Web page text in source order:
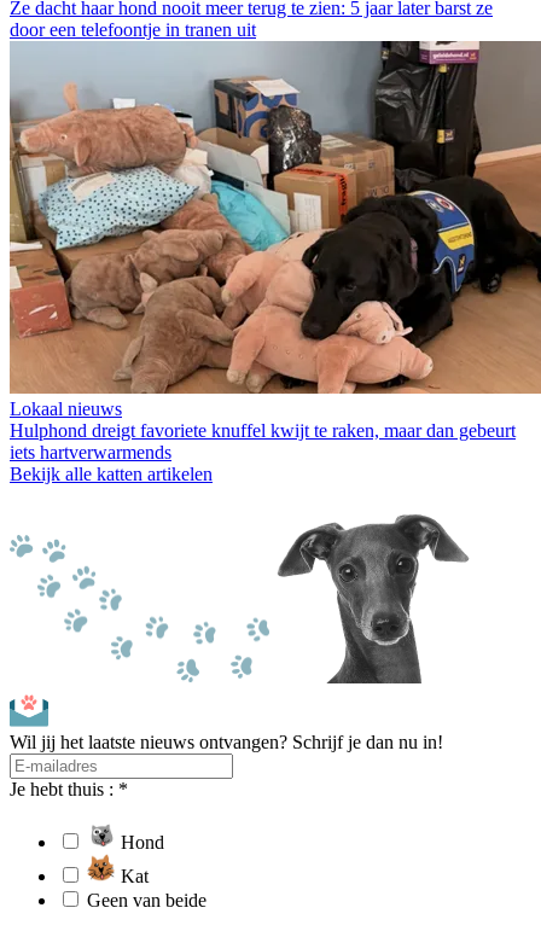
Ze dacht haar hond nooit meer terug te zien: 5 jaar later barst ze
door een telefoontje in tranen uit
Lokaal nieuws
Hulphond dreigt favoriete knuffel kwijt te raken, maar dan gebeurt
iets hartverwarmends
Bekijk alle katten artikelen
Wil jij het laatste nieuws ontvangen? Schrijf je dan nu in!
Je hebt thuis : *
Hond
Kat
Geen van beide